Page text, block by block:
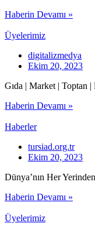
Haberin Devamı »
Üyelerimiz
digitalizmedya
Ekim 20, 2023
Gıda | Market | Toptan |
Haberin Devamı »
Haberler
tursiad.org.tr
Ekim 20, 2023
Dünya’nın Her
Haberin Devamı »
Üyelerimiz